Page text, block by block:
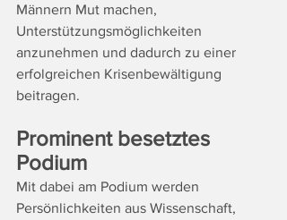
Männern Mut machen,
Unterstützungsmöglichkeiten
anzunehmen und dadurch zu einer
erfolgreichen Krisenbewältigung
beitragen.
Prominent besetztes
Podium
Mit dabei am Podium werden
Persönlichkeiten aus Wissenschaft,